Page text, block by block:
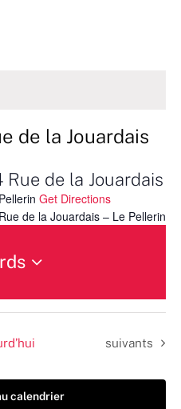
de la Jouardais
Rue de la Jouardais
Get Directions
de la Jouardais – Le Pellerin
Évènements
suivants
calendrier